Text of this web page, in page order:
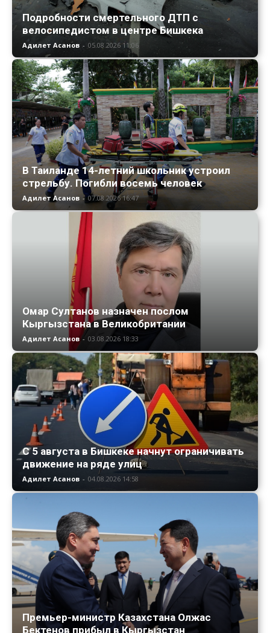
Подробности смертельного ДТП с
велосипедистом в центре Бишкека
Адилет Асанов - 05.08.2026 11:06
В Таиланде 14-летний школьник устроил
стрельбу. Погибли восемь человек
Адилет Асанов - 07.08.2026 16:47
Омар Султанов назначен послом
Кыргызстана в Великобритании
Адилет Асанов - 03.08.2026 18:33
С 5 августа в Бишкеке начнут ограничивать
движение на ряде улиц
Адилет Асанов - 04.08.2026 14:58
Премьер-министр Казахстана Олжас
Бектенов прибыл в Кыргызстан